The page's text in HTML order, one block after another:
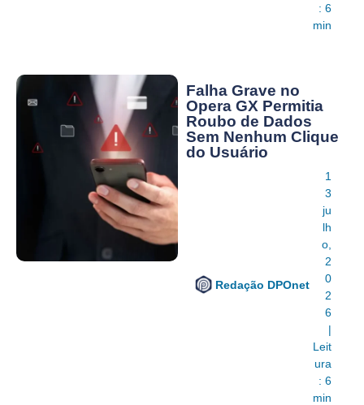
: 6
min
Falha Grave no
Opera GX Permitia
Roubo de Dados
Sem Nenhum Clique
do Usuário
Redação DPOnet
1
3
ju
lh
o,
2
0
2
6
|
Leit
ura
: 6
min